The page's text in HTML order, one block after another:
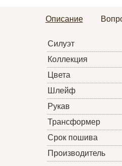
Описание
Силуэт
Коллекция
Цвета
Шлейф
Рукав
Трансформер
Срок пошива
Производитель